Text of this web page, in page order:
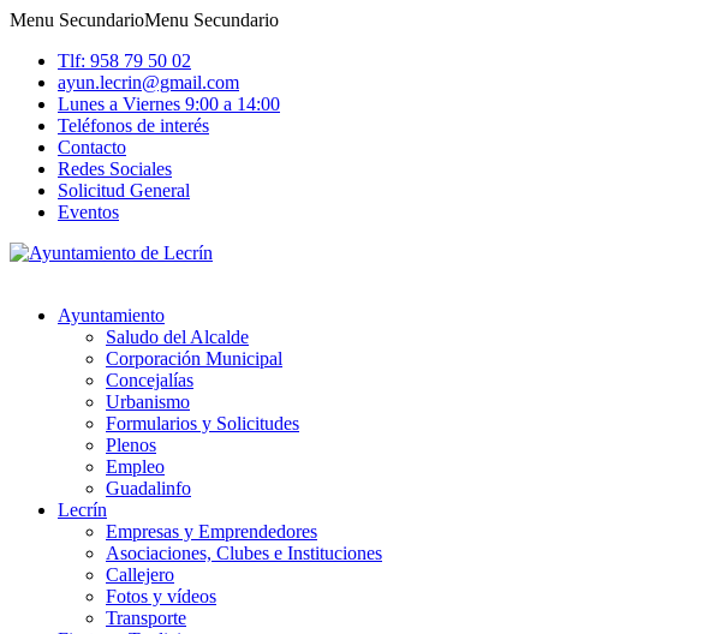
Menu SecundarioMenu Secundario
Tlf: 958 79 50 02
ayun.lecrin@gmail.com
Lunes a Viernes 9:00 a 14:00
Teléfonos de interés
Contacto
Redes Sociales
Solicitud General
Eventos
Ayuntamiento
Saludo del Alcalde
Corporación Municipal
Concejalías
Urbanismo
Formularios y Solicitudes
Plenos
Empleo
Guadalinfo
Lecrín
Empresas y Emprendedores
Asociaciones, Clubes e Instituciones
Callejero
Fotos y vídeos
Transporte